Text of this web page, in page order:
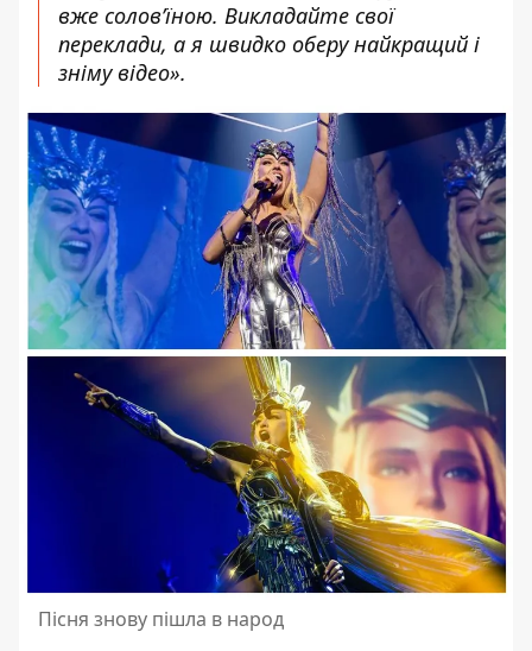
вже солов’їною. Викладайте свої
переклади, а я швидко оберу найкращий і
зніму відео».
Пісня знову пішла в народ